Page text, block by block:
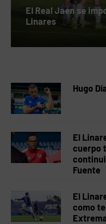
El Real Jaén se
Linares
Hugo
El
cuerpo
Fuente
El
como